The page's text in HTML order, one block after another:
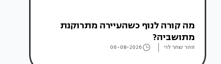
מה קורה לנוף כשהעיירה מתרוקנת
מתושביה?
זוהר שחר לוי 06-08-2026